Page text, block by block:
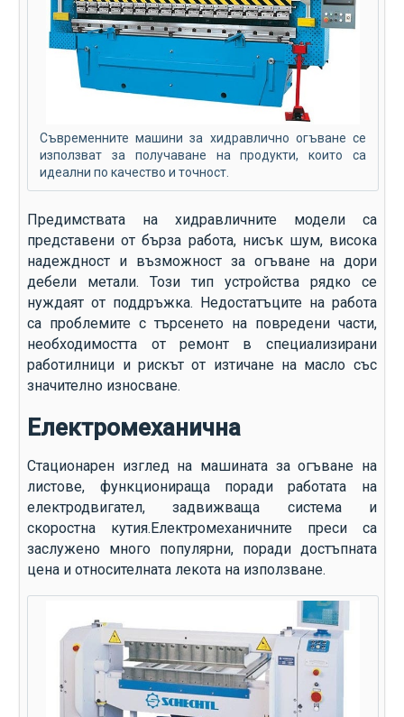
Съвременните машини за хидравлично огъване се
използват за получаване на продукти, които са
идеални по качество и точност.
Предимствата на хидравличните модели са
представени от бърза работа, нисък шум, висока
надеждност и възможност за огъване на дори
дебели метали. Този тип устройства рядко се
нуждаят от поддръжка. Недостатъците на работа
са проблемите с търсенето на повредени части,
необходимостта от ремонт в специализирани
работилници и рискът от изтичане на масло със
значително износване.
Електромеханична
Стационарен изглед на машината за огъване на
листове, функционираща поради работата на
електродвигател, задвижваща система и
скоростна кутия.Електромеханичните преси са
заслужено много популярни, поради достъпната
цена и относителната лекота на използване.